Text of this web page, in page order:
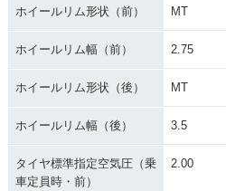
ホイールリム形状（前） MT
ホイールリム幅（前） 2.75
ホイールリム形状（後） MT
ホイールリム幅（後） 3.5
タイヤ標準指定空気圧（乗
車定員時・前）
2.00